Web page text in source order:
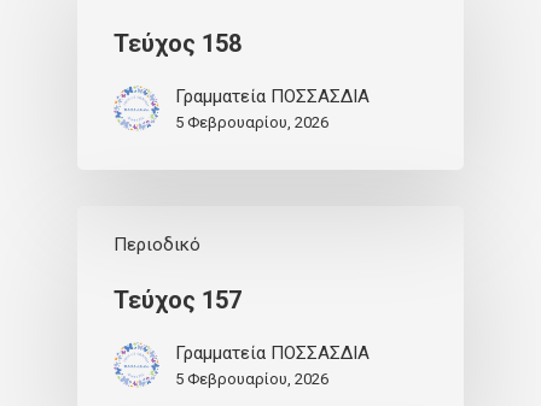
Τεύχος 158
Γραμματεία ΠΟΣΣΑΣΔΙΑ
5 Φεβρουαρίου, 2026
Περιοδικό
Τεύχος 157
Γραμματεία ΠΟΣΣΑΣΔΙΑ
5 Φεβρουαρίου, 2026